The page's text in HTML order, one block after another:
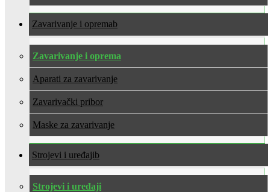
Zavarivanje i oprema
Zavarivanje i oprema
Aparati za zavarivanje
Zavarivački pribor
Maske za zavarivanje
Strojevi i uređaji
Strojevi i uređaji